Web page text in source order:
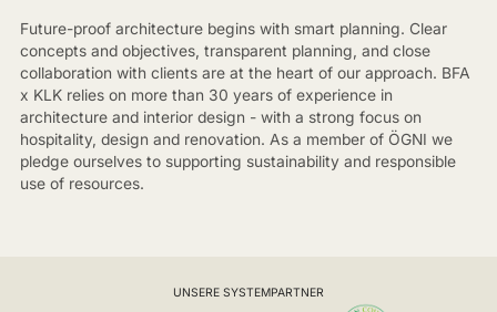
Future-proof architecture begins with smart planning. Clear
concepts and objectives, transparent planning, and close
collaboration with clients are at the heart of our approach. BFA
x KLK relies on more than 30 years of experience in
architecture and interior design - with a strong focus on
hospitality, design and renovation. As a member of ÖGNI we
pledge ourselves to supporting sustainability and responsible
use of resources.
UNSERE SYSTEMPARTNER